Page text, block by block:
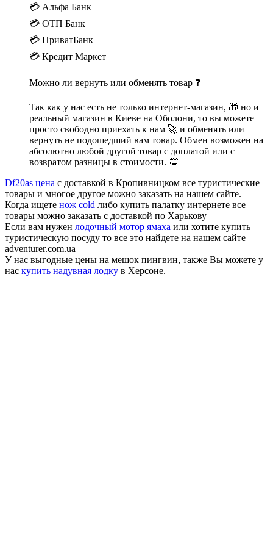
💳 Альфа Банк
💳 ОТП Банк
💳 ПриватБанк
💳 Кредит Маркет
Можно ли вернуть или обменять товар ❓
Так как у нас есть не только интернет-магазин, 🎁 но и
реальный магазин в Киеве на Оболони, то вы можете
просто свободно приехать к нам 🚀 и обменять или
вернуть не подошедший вам товар. Обмен возможен на
абсолютно любой другой товар с доплатой или с
возвратом разницы в стоимости. 💯
Df20as цена с доставкой в Кропивницком все туристические
товары и многое другое можно заказать на нашем сайте.
Когда ищете нож cold либо купить палатку интернете все
товары можно заказать с доставкой по Харькову
Если вам нужен лодочный мотор ямаха или хотите купить
туристическую посуду то все это найдете на нашем сайте
adventurer.com.ua
У нас выгодные цены на мешок пингвин, также Вы можете у
нас купить надувная лодку в Херсоне.